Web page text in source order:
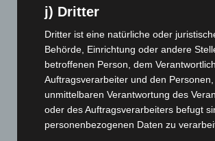
April 2026(99)
März 2026(115)
Februar 2026(109)
Januar 2026
Dezember 2025(103)
November 2025(114)
j) Dritter
Dritter ist eine natürliche oder
Behörde, Einrichtung oder andere
betroffenen Person, dem
Auftragsverarbeiter und den
unmittelbaren Verantwortung des
oder des Auftragsverarbeiters befugt
personenbezogenen Daten zu